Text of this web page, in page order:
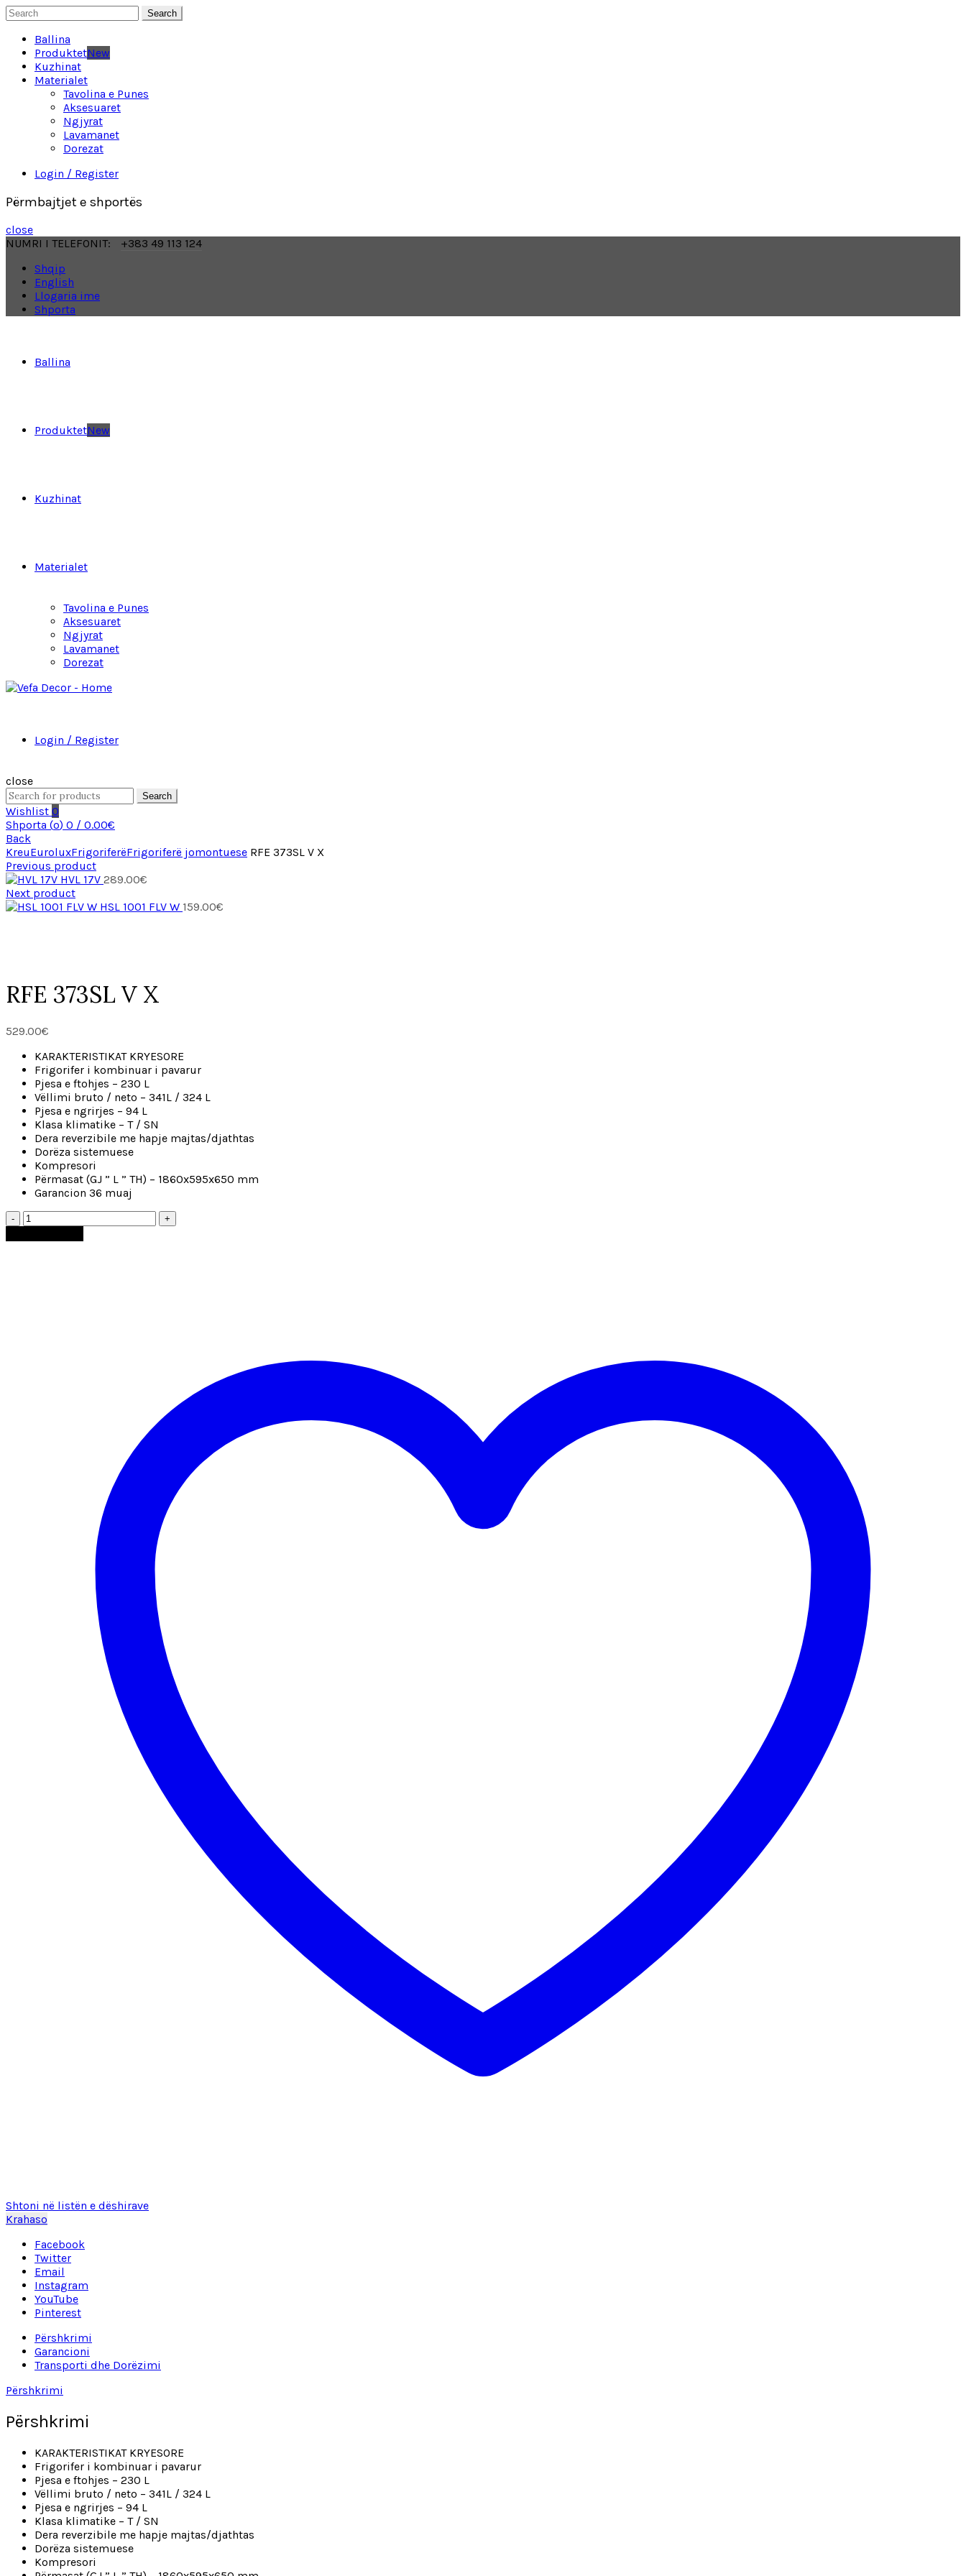
Search
Ballina
ProduktetNew
Kuzhinat
Materialet
Tavolina e Punes
Aksesuaret
Ngjyrat
Lavamanet
Dorezat
Login / Register
Përmbajtjet e shportës
close
NUMRI I TELEFONIT:
+383 49 113 124
Shqip
English
Llogaria ime
Shporta
Ballina
ProduktetNew
Kuzhinat
Materialet
Tavolina e Punes
Aksesuaret
Ngjyrat
Lavamanet
Dorezat
Login / Register
close
Search
Wishlist 0
Shporta (o) 0 / 0.00€
Back
KreuEuroluxFrigoriferëFrigoriferë jomontuese RFE 373SL V X
Previous product
HVL 17V 289.00€
Next product
HSL 1001 FLV W 159.00€
RFE 373SL V X
529.00€
KARAKTERISTIKAT KRYESORE
Frigorifer i kombinuar i pavarur
Pjesa e ftohjes – 230 L
Vëllimi bruto / neto – 341L / 324 L
Pjesa e ngrirjes – 94 L
Klasa klimatike – T / SN
Dera reverzibile me hapje majtas/djathtas
Dorëza sistemuese
Kompresori
Përmasat (GJ ” L ” TH) – 1860x595x650 mm
Garancion 36 muaj
Shtoni në listën e dëshirave
Krahaso
Facebook
Twitter
Email
Instagram
YouTube
Pinterest
Përshkrimi
Garancioni
Transporti dhe Dorëzimi
Përshkrimi
Përshkrimi
KARAKTERISTIKAT KRYESORE
Frigorifer i kombinuar i pavarur
Pjesa e ftohjes – 230 L
Vëllimi bruto / neto – 341L / 324 L
Pjesa e ngrirjes – 94 L
Klasa klimatike – T / SN
Dera reverzibile me hapje majtas/djathtas
Dorëza sistemuese
Kompresori